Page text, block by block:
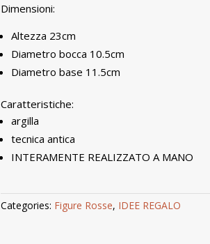
Dimensioni:
Altezza 23cm
Diametro bocca 10.5cm
Diametro base 11.5cm
Caratteristiche:
argilla
tecnica antica
INTERAMENTE REALIZZATO A MANO
Categories: Figure Rosse, IDEE REGALO